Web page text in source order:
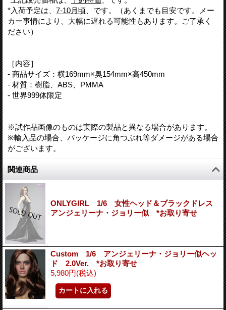
*入荷予定は、 7-10月頃 、です。（あくまでも目安です。メー
カー事情により、大幅に遅れる可能性もあります。ご了承く
ださい）
［内容］
- 商品サイズ：横169mm×奥154mm×高450mm
- 材質：樹脂、ABS、PMMA
- 世界999体限定
※試作品画像のものは実際の製品と異なる場合があります。
※輸入品の場合、パッケージに角つぶれ等ダメージがある場合
がございます。
関連商品
ONLYGIRL 1/6 女性ヘッド＆ブラックドレス
アンジェリーナ・ジョリー似 *お取り寄せ
Custom 1/6 アンジェリーナ・ジョリー似ヘッ
ド 2.0Ver. *お取り寄せ
5,980円(税込)